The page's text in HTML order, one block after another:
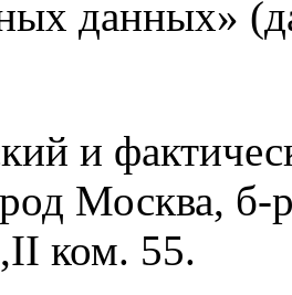
данных»
и
Москва,
ком. 55.